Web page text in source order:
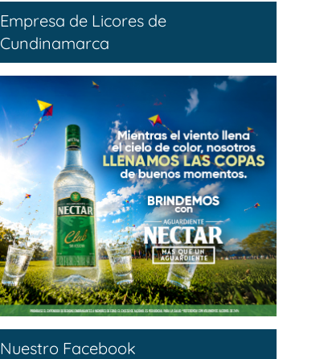
Empresa de Licores de
Cundinamarca
Nuestro Facebook